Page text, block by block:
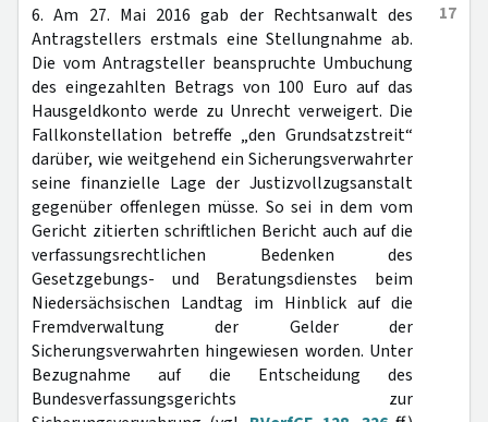
17
6. Am 27. Mai 2016 gab der Rechtsanwalt des
Antragstellers erstmals eine Stellungnahme ab.
Die vom Antragsteller beanspruchte Umbuchung
des eingezahlten Betrags von 100 Euro auf das
Hausgeldkonto werde zu Unrecht verweigert. Die
Fallkonstellation betreffe „den Grundsatzstreit“
darüber, wie weitgehend ein Sicherungsverwahrter
seine finanzielle Lage der Justizvollzugsanstalt
gegenüber offenlegen müsse. So sei in dem vom
Gericht zitierten schriftlichen Bericht auch auf die
verfassungsrechtlichen Bedenken des
Gesetzgebungs- und Beratungsdienstes beim
Niedersächsischen Landtag im Hinblick auf die
Fremdverwaltung der Gelder der
Sicherungsverwahrten hingewiesen worden. Unter
Bezugnahme auf die Entscheidung des
Bundesverfassungsgerichts zur